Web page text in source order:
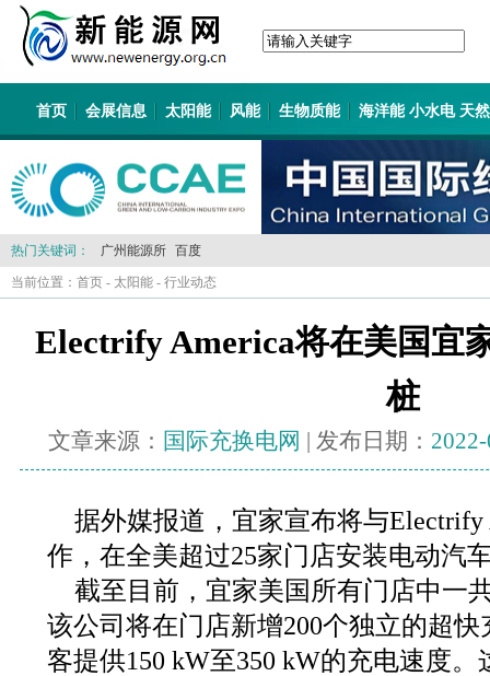
首页 会展信息 太阳能 风能 生物质能 海洋能 小水电 天
热门关键词： 广州能源所 百度
当前位置： 首页 - 太阳能 - 行业动态
Electrify America将在美国宜
桩
文章来源： 国际充换电网 | 发布日期：
据外媒报道，宜家宣布将与Electrify
作，在全美超过25家门店安装电动汽
截至目前，宜家美国所有门店中一
该公司将在门店新增200个独立的超
客提供150 kW至350 kW的充电速度